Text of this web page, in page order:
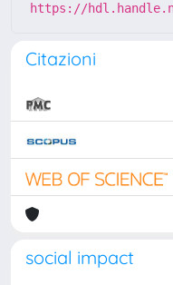
https://
Citazioni
social impact